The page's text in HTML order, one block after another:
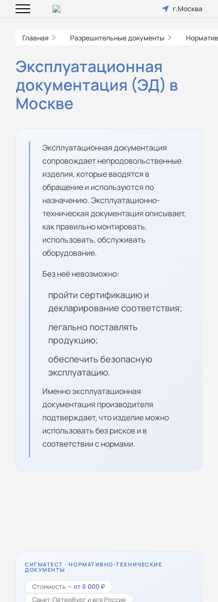
г.Москва
Главная Разрешительные документы
Эксплуатационная
документация (ЭД) в
Москве
Эксплуатационная документация
сопровождает непродовольственные
изделия, которые вводятся в
обращение и используются по
назначению. Эксплуатационно-
техническая документация описывает,
как правильно монтировать,
использовать, обслуживать
оборудование.
Без неё невозможно:
пройти сертификацию и
декларирование соответствия;
легально поставлять
продукцию;
обеспечить безопасную
эксплуатацию.
Именно эксплуатационная
документация производителя
подтверждает, что изделие можно
использовать без рисков и в
соответствии с нормами.
СИГМАТЕСТ · НОРМАТИВНО-ТЕХНИЧЕСКИЕ
ДОКУМЕНТЫ
Стоимость —от 6 000 ₽
Санкт-Петербург и вся Россия